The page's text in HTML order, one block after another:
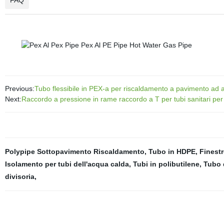
Previous:Tubo flessibile in PEX-a per riscaldamento a pavimento ad
Next:Raccordo a pressione in rame raccordo a T per tubi sanitari
Polypipe Sottopavimento Riscaldamento, Tubo in HDPE,
Isolamento per tubi dell'acqua calda, Tubi in polibutilene, Tubo
divisoria,